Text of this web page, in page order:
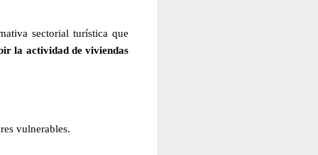
sectorial turística que
la actividad de viviendas
vulnerables.